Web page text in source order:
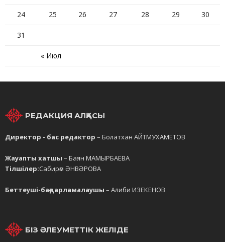
« Июл
24 25 26 27 28 29 30
31
РЕДАКЦИЯ АЛҚАСЫ
Директор - бас редактор – Болатхан АЙТМУХАМЕТОВ
Жауапты хатшы – Баян МАМЫРБАЕВА
Тілшілер:Сабирәм ӘНВӘРОВА
Беттеуші-бағдарламалаушы – Алиби ИЗЕКЕНОВ
БІЗ ӘЛЕУМЕТТІК ЖЕЛІДЕ